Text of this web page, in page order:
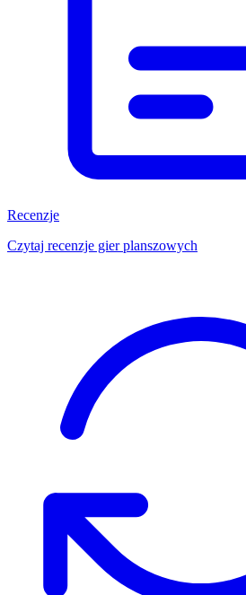
Recenzje
Czytaj recenzje gier planszowych